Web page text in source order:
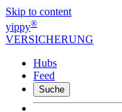
Skip to content
yippy®
VERSICHERUNG
Hubs
Feed
Suche